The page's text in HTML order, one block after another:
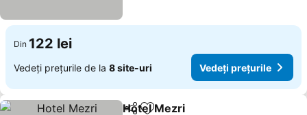
Din 122 lei
Vedeți prețurile de la 8 site-uri Vedeți prețurile
Hotel Mezri